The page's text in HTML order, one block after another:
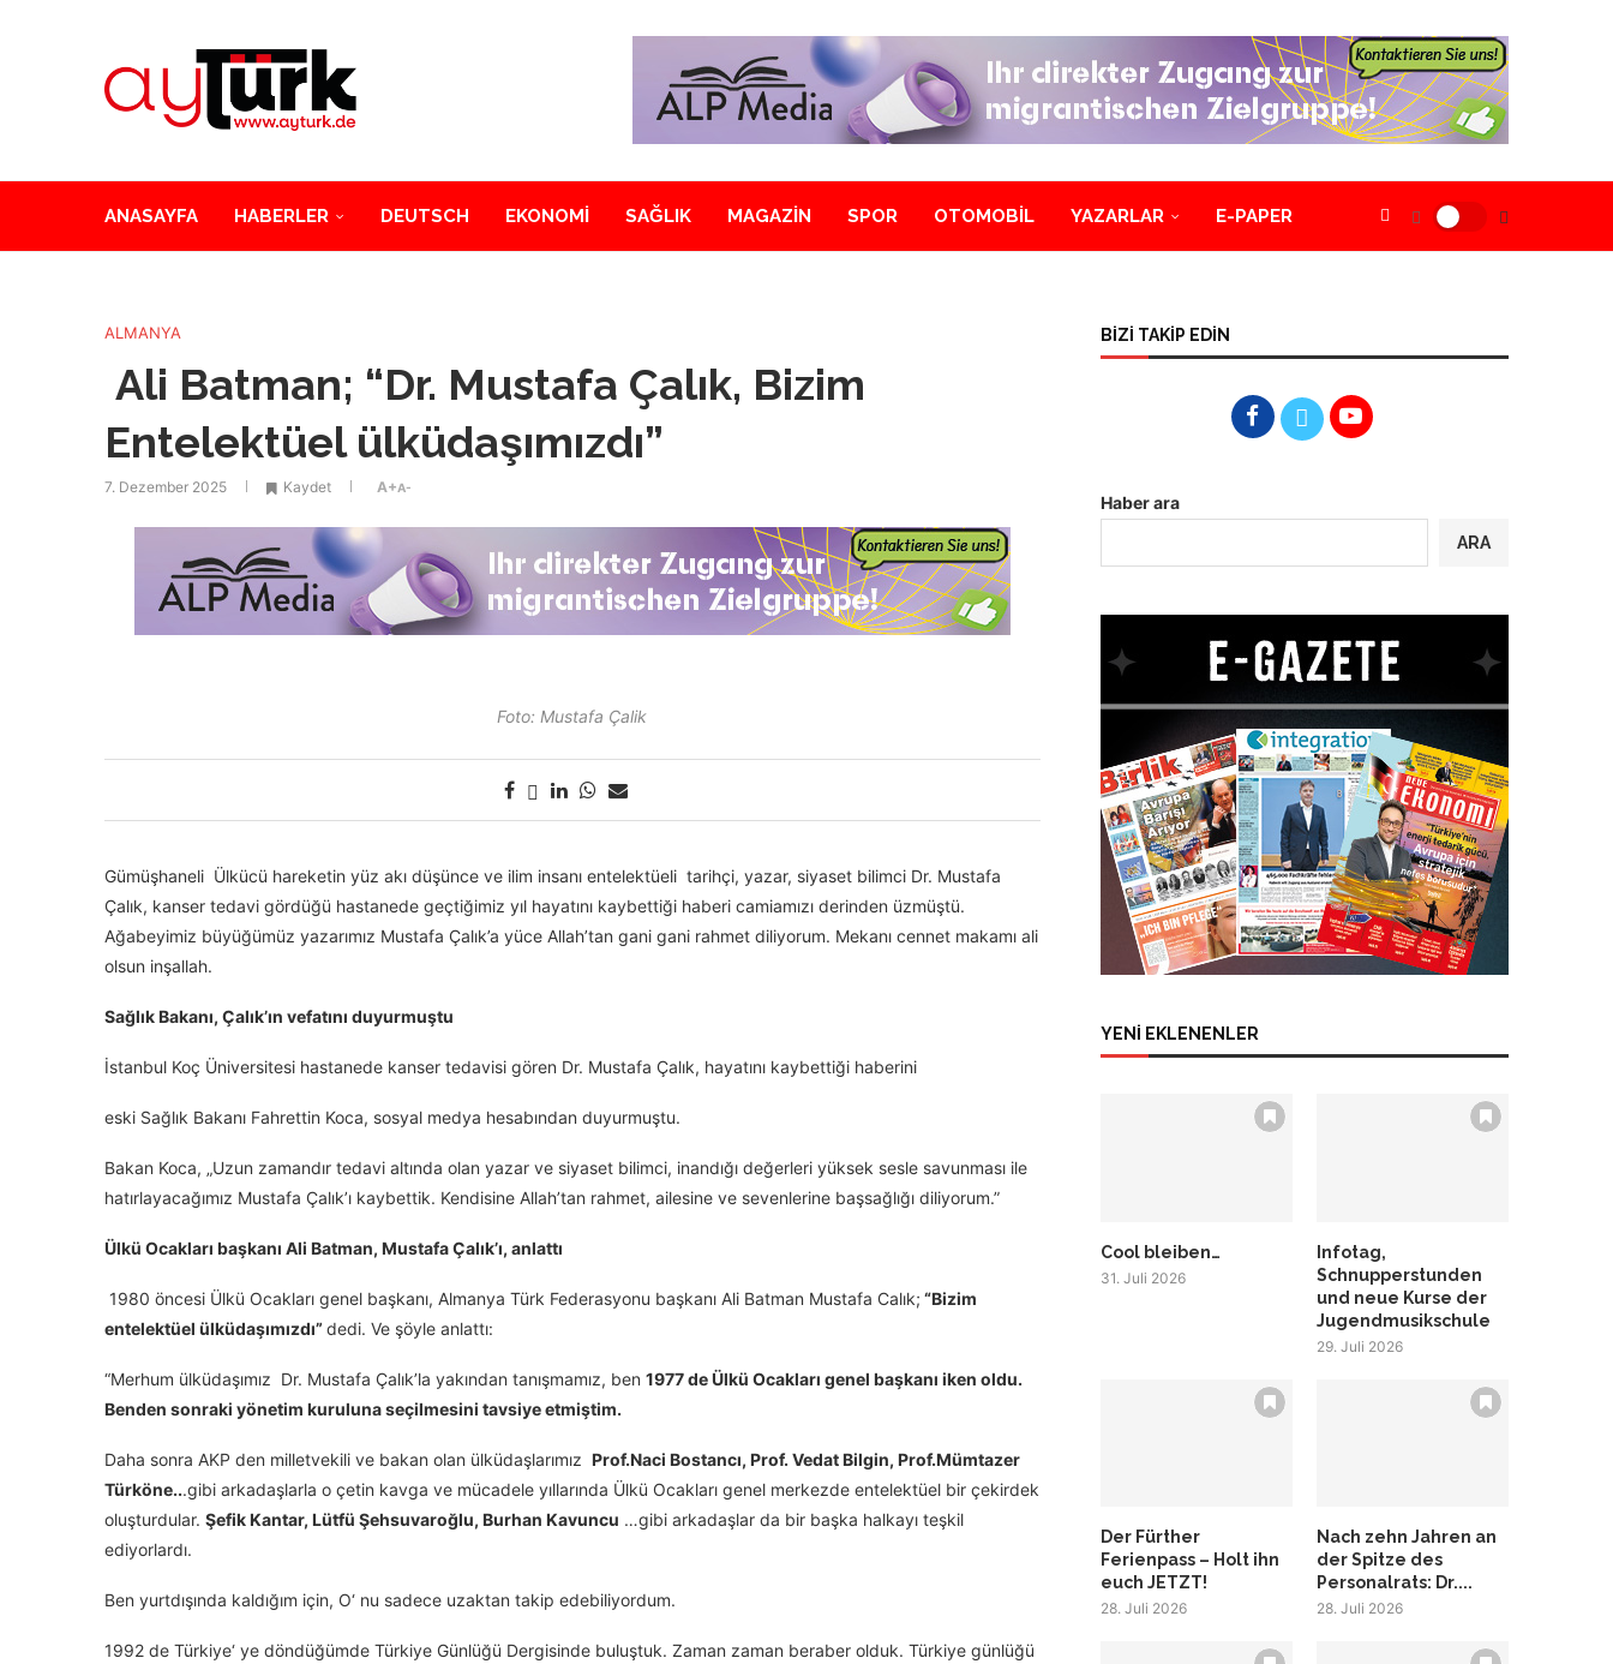
ANASAYFA HABERLER DEUTSCH EKONOMİ SAĞLIK MAGAZİN SPOR OTOMOBİL YAZARLAR E-PAPER
ALMANYA
Ali Batman; “Dr. Mustafa Çalık, Bizim
Entelektüel ülküdaşımızdı”
7. Dezember 2025 Kaydet A+A-
Foto: Mustafa Çalik
Gümüşhaneli Ülkücü hareketin yüz akı düşünce ve ilim insanı entelektüeli tarihçi, yazar, siyaset bilimci Dr. Mustafa
Çalık, kanser tedavi gördüğü hastanede geçtiğimiz yıl hayatını kaybettiği haberi camiamızı derinden üzmüştü.
Ağabeyimiz büyüğümüz yazarımız Mustafa Çalık’a yüce Allah’tan gani gani rahmet diliyorum. Mekanı cennet makamı ali
olsun inşallah.
Sağlık Bakanı, Çalık’ın vefatını duyurmuştu
İstanbul Koç Üniversitesi hastanede kanser tedavisi gören Dr. Mustafa Çalık, hayatını kaybettiği haberini
eski Sağlık Bakanı Fahrettin Koca, sosyal medya hesabından duyurmuştu.
Bakan Koca, „Uzun zamandır tedavi altında olan yazar ve siyaset bilimci, inandığı değerleri yüksek sesle savunması ile
hatırlayacağımız Mustafa Çalık’ı kaybettik. Kendisine Allah’tan rahmet, ailesine ve sevenlerine başsağlığı diliyorum.”
Ülkü Ocakları başkanı Ali Batman, Mustafa Çalık’ı, anlattı
1980 öncesi Ülkü Ocakları genel başkanı, Almanya Türk Federasyonu başkanı Ali Batman Mustafa Calık; “Bizim
entelektüel ülküdaşımızdı” dedi. Ve şöyle anlattı:
“Merhum ülküdaşımız Dr. Mustafa Çalık’la yakından tanışmamız, ben 1977 de Ülkü Ocakları genel başkanı iken oldu.
Benden sonraki yönetim kuruluna seçilmesini tavsiye etmiştim.
Daha sonra AKP den milletvekili ve bakan olan ülküdaşlarımız Prof.Naci Bostancı, Prof. Vedat Bilgin, Prof.Mümtazer
Türköne...gibi arkadaşlarla o çetin kavga ve mücadele yıllarında Ülkü Ocakları genel merkezde entelektüel bir çekirdek
oluşturdular. Şefik Kantar, Lütfü Şehsuvaroğlu, Burhan Kavuncu …gibi arkadaşlar da bir başka halkayı teşkil
ediyorlardı.
Ben yurtdışında kaldığım için, O‘ nu sadece uzaktan takip edebiliyordum.
1992 de Türkiye‘ ye döndüğümde Türkiye Günlüğü Dergisinde buluştuk. Zaman zaman beraber olduk. Türkiye günlüğü
BİZİ TAKİP EDİN
Haber ara
ARA
YENİ EKLENENLER
Cool bleiben…
31. Juli 2026
Infotag,
Schnupperstunden
und neue Kurse der
Jugendmusikschule
29. Juli 2026
Der Fürther
Ferienpass – Holt ihn
euch JETZT!
28. Juli 2026
Nach zehn Jahren an
der Spitze des
Personalrats: Dr....
28. Juli 2026